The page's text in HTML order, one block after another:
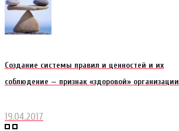
Создание системы правил и ценностей и их
соблюдение — признак «здоровой» организации
19.04.2017